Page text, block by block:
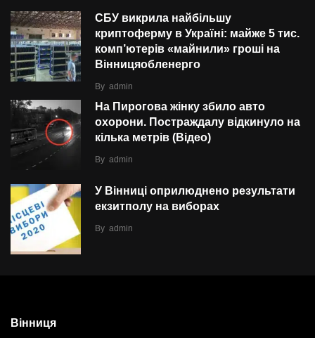
СБУ викрила найбільшу
криптоферму в Україні: майже 5 тис.
комп’ютерів «майнили» гроші на
Вінницяобленерго
By admin
На Пирогова жінку збило авто
охорони. Постраждалу відкинуло на
кілька метрів (Відео)
By admin
У Вінниці оприлюднено результати
екзитполу на виборах
By admin
Вінниця